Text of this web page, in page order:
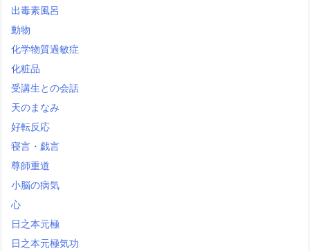
出毒素風呂
動物
化学物質過敏症
化粧品
受講生との会話
天のまなみ
好転反応
寝言・戯言
尊師重道
小脳の病気
心
日之本元極
日之本元極気功